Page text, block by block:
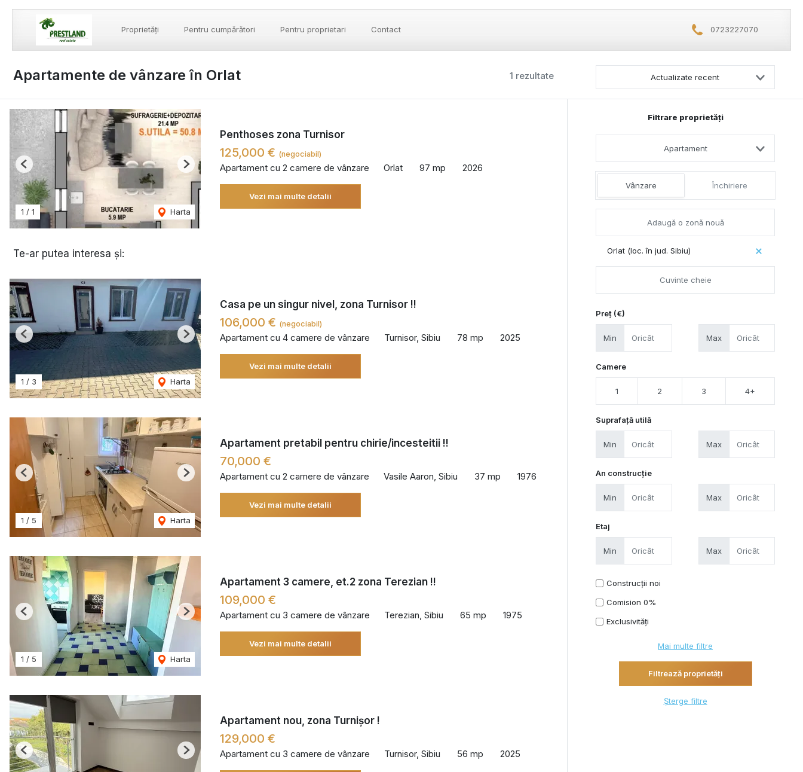
Proprietăți Pentru cumpărători Pentru proprietari Contact 0723227070
1 rezultate
Apartamente de vânzare în Orlat Actualizate recent
1 / 1 Harta
Previous Next
Penthoses zona Turnisor
125,000 € (negociabil)
Apartament cu 2 camere de vânzare Orlat 97 mp 2026
Vezi mai multe detalii
Te-ar putea interesa și:
1 / 3 Harta
Previous Next
Casa pe un singur nivel, zona Turnisor !!
106,000 € (negociabil)
Apartament cu 4 camere de vânzare Turnisor, Sibiu 78 mp 2025
Vezi mai multe detalii
1 / 5 Harta
Previous Next
Apartament pretabil pentru chirie/incesteitii !!
70,000 €
Apartament cu 2 camere de vânzare Vasile Aaron, Sibiu 37 mp 1976
Vezi mai multe detalii
1 / 5 Harta
Previous Next
Apartament 3 camere, et.2 zona Terezian !!
109,000 €
Apartament cu 3 camere de vânzare Terezian, Sibiu 65 mp 1975
Vezi mai multe detalii
Previous Next
Apartament nou, zona Turnișor !
129,000 €
Apartament cu 3 camere de vânzare Turnisor, Sibiu 56 mp 2025
Filtrare proprietăți
Apartament
Vânzare Închiriere
Orlat (loc. în jud. Sibiu)
Preț (€)
Min Max
Camere
1 2 3 4+
Suprafață utilă
Min Max
An construcție
Min Max
Etaj
Min Max
Construcții noi
Comision 0%
Exclusivități
Mai multe filtre
Șterge filtre